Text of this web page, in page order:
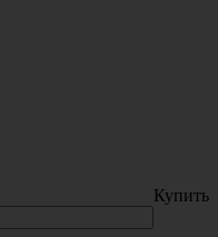
Купить